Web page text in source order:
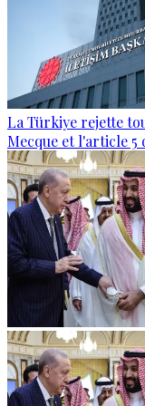
La Türkiye rejette
Mecque et l'article 5